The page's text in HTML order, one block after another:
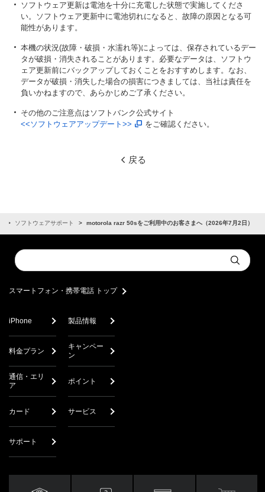
ソフトウェア更新は電池を十分に充電した状態で実施してくださ
い。ソフトウェア更新中に電池切れになると、故障の原因となる可
能性があります。
本機の状況(故障・破損・水濡れ等)によっては、保存されているデー
タが破損・消失されることがあります。必要なデータは、ソフトウ
ェア更新前にバックアップしておくことをおすすめします。なお、
データが破損・消失した場合の損害につきましては、当社は責任を
負いかねますので、あらかじめご了承ください。
その他のご注意点はソフトバンク公式サイト
<<ソフトウェアアップデート>>
をご確認ください。
戻る
ソフトウェアサポート motorola razr 50sをご利用中のお客さまへ（2026年7月2日）
Conduct
a
Submit
スマートフォン・携帯電話 トップ
iPhone 製品情報
料金プラン
キャンペー
ン
通信・エリ
ア
ポイント
カード サービス
サポート